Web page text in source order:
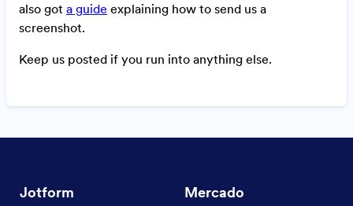
also got a guide explaining how to send us a
screenshot.
Keep us posted if you run into anything else.
Jotform Mercado